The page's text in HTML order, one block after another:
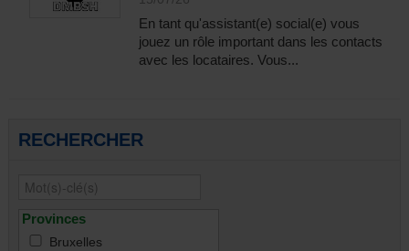
En tant qu'assistant(e) social(e) vous
jouez un rôle important dans les contacts
avec les locataires. Vous...
RECHERCHER
Provinces
Bruxelles